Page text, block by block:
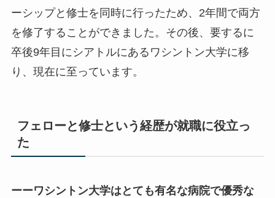
ーシップと修士を同時に行ったため、2年間で両方
を修了することができました。その後、要するに
卒後9年目にシアトルにあるワシントン大学に移
り、現在に至っています。
フェローと修士という経歴が就職に役立っ
た
ーーワシントン大学はとても有名な病院で優秀な